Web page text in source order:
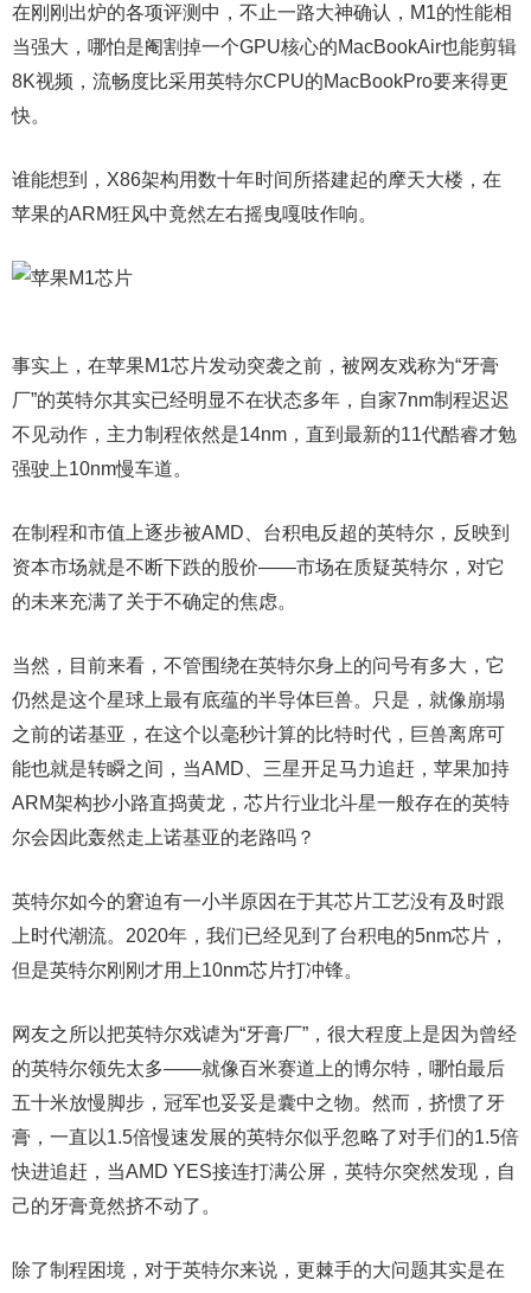
在刚刚出炉的各项评测中，不止一路大神确认，M1的性能相
当强大，哪怕是阉割掉一个GPU核心的MacBookAir也能剪辑
8K视频，流畅度比采用英特尔CPU的MacBookPro要来得更
快。
谁能想到，X86架构用数十年时间所搭建起的摩天大楼，在
苹果的ARM狂风中竟然左右摇曳嘎吱作响。
事实上，在苹果M1芯片发动突袭之前，被网友戏称为“牙膏
厂”的英特尔其实已经明显不在状态多年，自家7nm制程迟迟
不见动作，主力制程依然是14nm，直到最新的11代酷睿才勉
强驶上10nm慢车道。
在制程和市值上逐步被AMD、台积电反超的英特尔，反映到
资本市场就是不断下跌的股价——市场在质疑英特尔，对它
的未来充满了关于不确定的焦虑。
当然，目前来看，不管围绕在英特尔身上的问号有多大，它
仍然是这个星球上最有底蕴的半导体巨兽。只是，就像崩塌
之前的诺基亚，在这个以毫秒计算的比特时代，巨兽离席可
能也就是转瞬之间，当AMD、三星开足马力追赶，苹果加持
ARM架构抄小路直捣黄龙，芯片行业北斗星一般存在的英特
尔会因此轰然走上诺基亚的老路吗？
英特尔如今的窘迫有一小半原因在于其芯片工艺没有及时跟
上时代潮流。2020年，我们已经见到了台积电的5nm芯片，
但是英特尔刚刚才用上10nm芯片打冲锋。
网友之所以把英特尔戏谑为“牙膏厂”，很大程度上是因为曾经
的英特尔领先太多——就像百米赛道上的博尔特，哪怕最后
五十米放慢脚步，冠军也妥妥是囊中之物。然而，挤惯了牙
膏，一直以1.5倍慢速发展的英特尔似乎忽略了对手们的1.5倍
快进追赶，当AMD YES接连打满公屏，英特尔突然发现，自
己的牙膏竟然挤不动了。
除了制程困境，对于英特尔来说，更棘手的大问题其实是在